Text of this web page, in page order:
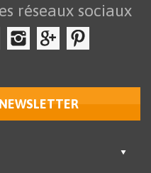
réseaux sociaux